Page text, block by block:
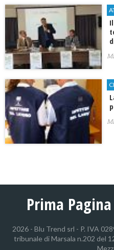
Prima
2026 - Blu Trend srl - P. IVA
tribunale di Marsala n.202 del